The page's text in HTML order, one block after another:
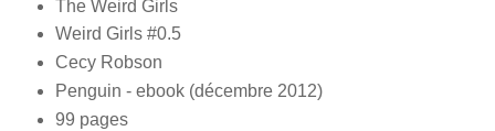
The Weird Girls
Weird Girls #0.5
Cecy Robson
Penguin - ebook (décembre 2012)
99 pages